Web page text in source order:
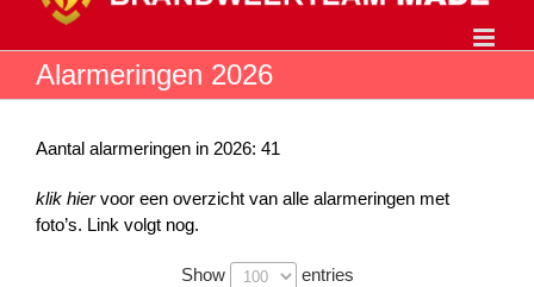
inhoudAlarmeringen 2026
Aantal alarmeringen in 2026: 41
klik hiervoor een overzicht van alle alarmeringen met
foto’s. Link volgt nog.
Show entries